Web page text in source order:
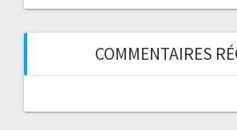
COMMENTAIRES